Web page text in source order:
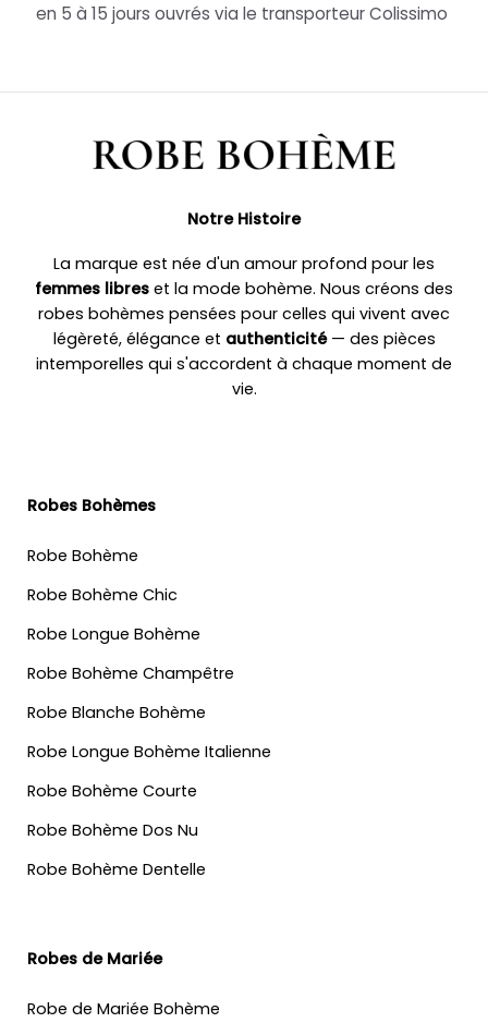
en 5 à 15 jours ouvrés via le transporteur Colissimo
Notre Histoire
La marque est née d'un amour profond pour les
femmes libres et la mode bohème. Nous créons des
robes bohèmes pensées pour celles qui vivent avec
légèreté, élégance et authenticité— des pièces
intemporelles qui s'accordent à chaque moment de
vie.
Robes Bohèmes
Robe Bohème
Robe Bohème Chic
Robe Longue Bohème
Robe Bohème Champêtre
Robe Blanche Bohème
Robe Longue Bohème Italienne
Robe Bohème Courte
Robe Bohème Dos Nu
Robe Bohème Dentelle
Robes de Mariée
Robe de Mariée Bohème